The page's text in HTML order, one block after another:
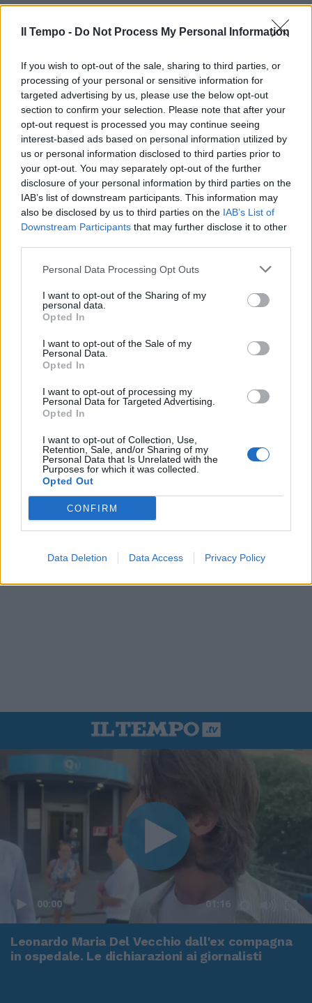
Il Tempo - Do Not Process My Personal Information
If you wish to opt-out of the sale, sharing to third parties, or
processing of your personal or sensitive information for
targeted advertising by us, please use the below opt-out
section to confirm your selection. Please note that after your
opt-out request is processed you may continue seeing
interest-based ads based on personal information utilized by
us or personal information disclosed to third parties prior to
your opt-out. You may separately opt-out of the further
disclosure of your personal information by third parties on the
IAB’s list of downstream participants. This information may
also be disclosed by us to third parties on the IAB’s List of
Downstream Participants that may further disclose it to other
Personal Data Processing Opt Outs
I want to opt-out of the Sharing of my
personal data.
Opted In
I want to opt-out of the Sale of my
Personal Data.
Opted In
I want to opt-out of processing my
Personal Data for Targeted Advertising.
Opted In
I want to opt-out of Collection, Use,
Retention, Sale, and/or Sharing of my
Personal Data that Is Unrelated with the
Purposes for which it was collected.
Opted Out
CONFIRM
Data Deletion Data Access Privacy Policy
In evidenza
00:00 01:16
Leonardo Maria Del Vecchio dall'ex compagna
in ospedale. Le dichiarazioni ai giornalisti